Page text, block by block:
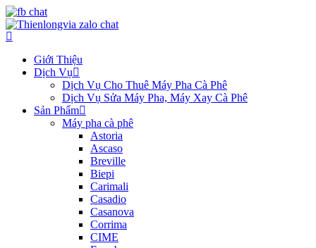
Giới Thiệu
Dịch Vụ
Dịch Vụ Cho Thuê Máy Pha Cà Phê
Dịch Vụ Sửa Máy Pha, Máy Xay Cà Phê
Sản Phẩm
Máy pha cà phê
Astoria
Ascaso
Breville
Biepi
Carimali
Casadio
Casanova
Corrima
CIME